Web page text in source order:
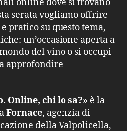
online dove si trovano
serata vogliamo offrire
pratico su questo tema,
un’occasione aperta a
del vino o si occupi
approfondire
Online, chi lo sa?» è la
Fornace, agenzia di
della Valpolicella,